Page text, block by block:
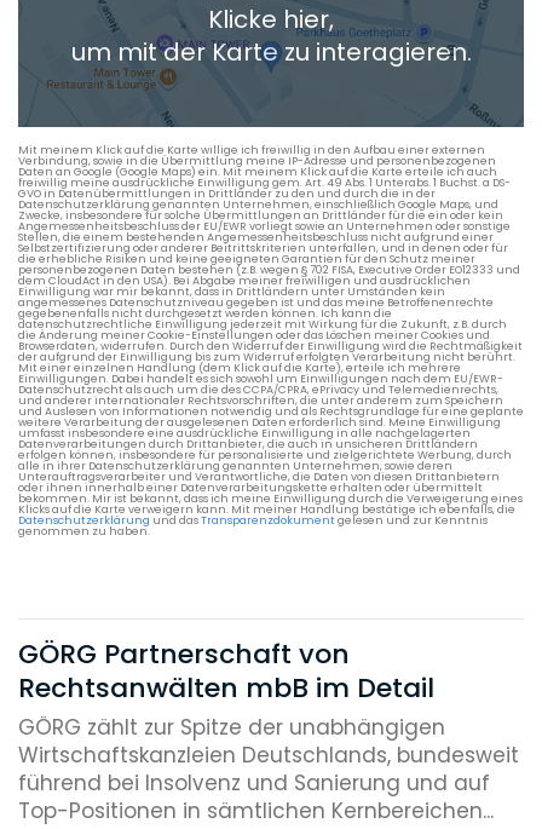
+ Aktuellen Standort hinzufügen
Die berechneten Anreisezeiten basieren auf den
Verkehrsdaten eines typischen Dienstag morgens um 8:30.
Klicke hier,
um mit der Karte zu interagieren.
Mit meinem Klick auf die Karte willige ich freiwillig in den Aufbau einer externen
Verbindung, sowie in die Übermittlung meine IP-Adresse und personenbezogenen
Daten an Google (Google Maps) ein. Mit meinem Klick auf die Karte erteile ich auch
freiwillig meine ausdrückliche Einwilligung gem. Art. 49 Abs. 1 Unterabs. 1 Buchst. a DS-
GVO in Datenübermittlungen in Drittländer zu den und durch die in der
Datenschutzerklärung genannten Unternehmen, einschließlich Google Maps, und
Zwecke, insbesondere für solche Übermittlungen an Drittländer für die ein oder kein
Angemessenheitsbeschluss der EU/EWR vorliegt sowie an Unternehmen oder sonstige
Stellen, die einem bestehenden Angemessenheitsbeschluss nicht aufgrund einer
Selbstzertifizierung oder anderer Beitrittskriterien unterfallen, und in denen oder für
die erhebliche Risiken und keine geeigneten Garantien für den Schutz meiner
personenbezogenen Daten bestehen (z.B. wegen § 702 FISA, Executive Order EO12333 und
dem CloudAct in den USA). Bei Abgabe meiner freiwilligen und ausdrücklichen
Einwilligung war mir bekannt, dass in Drittländern unter Umständen kein
angemessenes Datenschutzniveau gegeben ist und das meine Betroffenenrechte
gegebenenfalls nicht durchgesetzt werden können. Ich kann die
datenschutzrechtliche Einwilligung jederzeit mit Wirkung für die Zukunft, z.B. durch
die Änderung meiner Cookie-Einstellungen oder das Löschen meiner Cookies und
Browserdaten, widerrufen. Durch den Widerruf der Einwilligung wird die Rechtmäßigkeit
der aufgrund der Einwilligung bis zum Widerruf erfolgten Verarbeitung nicht berührt.
Mit einer einzelnen Handlung (dem Klick auf die Karte), erteile ich mehrere
Einwilligungen. Dabei handelt es sich sowohl um Einwilligungen nach dem EU/EWR-
Datenschutzrecht als auch um die des CCPA/CPRA, ePrivacy und Telemedienrechts,
und anderer internationaler Rechtsvorschriften, die unter anderem zum Speichern
und Auslesen von Informationen notwendig und als Rechtsgrundlage für eine geplante
weitere Verarbeitung der ausgelesenen Daten erforderlich sind. Meine Einwilligung
umfasst insbesondere eine ausdrückliche Einwilligung in alle nachgelagerten
Datenverarbeitungen durch Drittanbieter, die auch in unsicheren Drittländern
erfolgen können, insbesondere für personalisierte und zielgerichtete Werbung, durch
alle in ihrer Datenschutzerklärung genannten Unternehmen, sowie deren
Unterauftragsverarbeiter und Verantwortliche, die Daten von diesen Drittanbietern
oder ihnen innerhalb einer Datenverarbeitungskette erhalten oder übermittelt
bekommen. Mir ist bekannt, dass ich meine Einwilligung durch die Verweigerung eines
Klicks auf die Karte verweigern kann. Mit meiner Handlung bestätige ich ebenfalls, die
Datenschutzerklärung und dasTransparenzdokumentgelesen und zur Kenntnis
genommen zu haben.
GÖRG Partnerschaft von
Rechtsanwälten mbB im Detail
GÖRG zählt zur Spitze der unabhängigen
Wirtschaftskanzleien Deutschlands, bundesweit
führend bei Insolvenz und Sanierung und auf
Top-Positionen in sämtlichen Kernbereichen...